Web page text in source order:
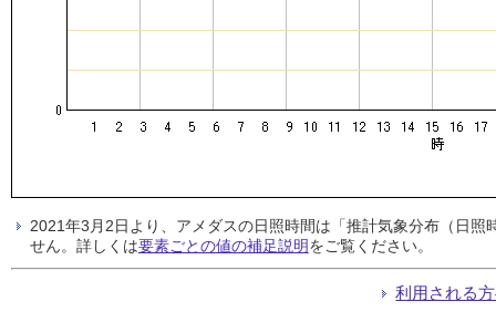
2021年3月2日より、アメダスの日照時間は「推計気象分布（日
せん。詳しくは要素ごとの値の補足説明をご覧ください。
利用される